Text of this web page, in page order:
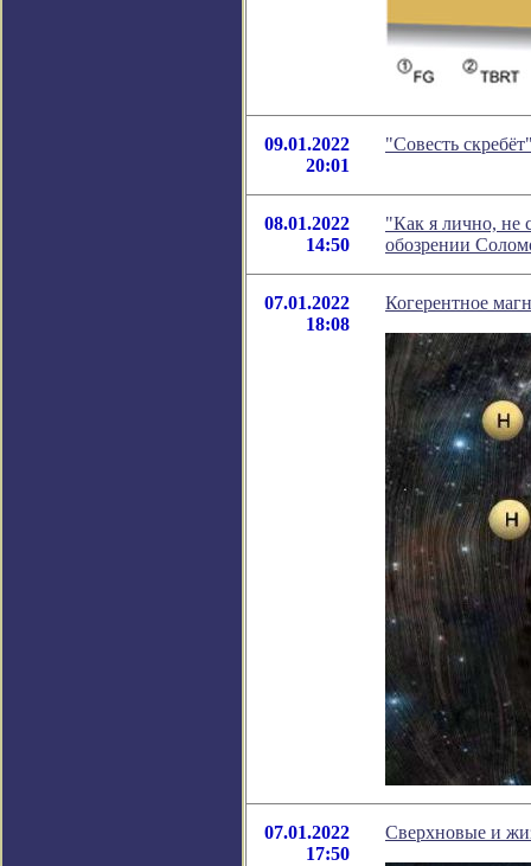
09.01.2022
20:01
"Совесть
08.01.2022
14:50
"Как я лично, не
обозрении
07.01.2022
18:08
Когерентное
07.01.2022
17:50
Сверхновые и